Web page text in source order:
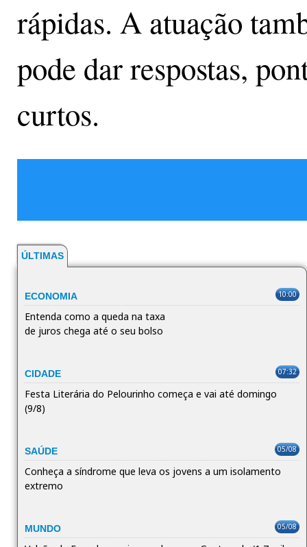
rápidas. A atuação
pode dar respostas,
curtos.
ÚLTIMAS
ECONOMIA 10:00
Entenda como a queda na taxa
de juros chega até o seu bolso
CIDADE 07:32
Festa Literária do Pelourinho começa e vai até domingo
(9/8)
SAÚDE 05/08
Conheça a síndrome que leva os jovens a um isolamento
extremo
MUNDO 05/08